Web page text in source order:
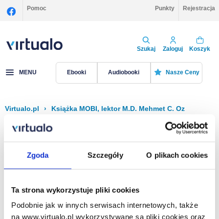
Zgoda Szczegóły O plikach cookies
Ta strona wykorzystuje pliki cookies
Podobnie jak w innych serwisach internetowych, także
na www.virtualo.pl wykorzystywane są pliki cookies oraz
Pomoc Punkty Rejestracja
Szukaj Zaloguj Koszyk
MENU Ebooki Audiobooki Nasze Ceny
Virtualo.pl › Książka MOBI, lektor M.D. Mehmet C. Oz
Filtruj Sortuj
Na stronie